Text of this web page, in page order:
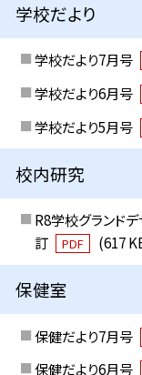
学校だより
学校だより7月号
学校だより6月号
学校だより5月号
校内研究
R8学校グランド
訂
PDF (617
保健室
保健だより7月号
保健だより6月号